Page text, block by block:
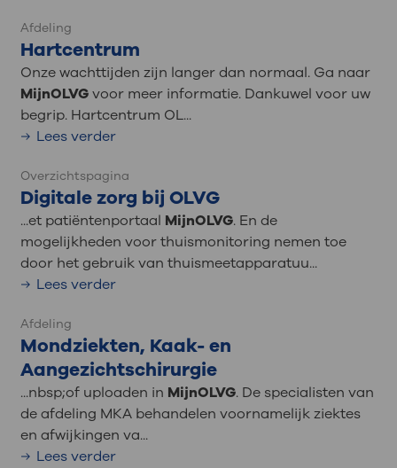
Afdeling
Hartcentrum
Onze wachttijden zijn langer dan normaal. Ga naar
MijnOLVGvoor meer informatie. Dankuwel voor uw
begrip. Hartcentrum OL...
Lees verder
Overzichtspagina
Digitale zorg bij OLVG
...et patiëntenportaal MijnOLVG. En de
mogelijkheden voor thuismonitoring nemen toe
door het gebruik van thuismeetapparatuu...
Lees verder
Afdeling
Mondziekten, Kaak- en
Aangezichtschirurgie
...nbsp;of uploaden in MijnOLVG. De specialisten van
de afdeling MKA behandelen voornamelijk ziektes
en afwijkingen va...
Lees verder